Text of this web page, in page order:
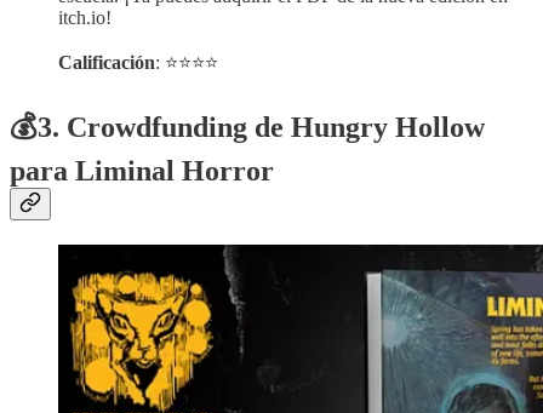
itch.io!
Calificación: ⭐⭐⭐⭐
💰3. Crowdfunding de Hungry Hollow
para Liminal Horror